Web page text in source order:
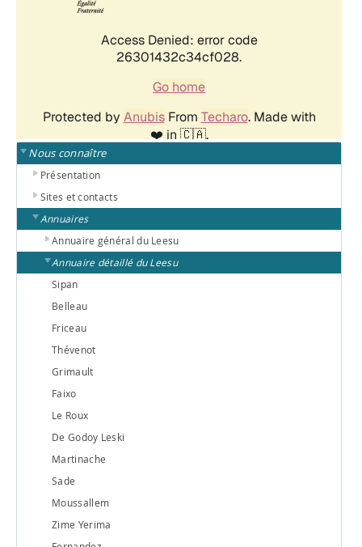
Nous connaître
Présentation
Sites et contacts
Annuaires
Annuaire général du Leesu
Annuaire détaillé du Leesu
Sipan
Belleau
Friceau
Thévenot
Grimault
Faixo
Le Roux
De Godoy Leski
Martinache
Sade
Moussallem
Zime Yerima